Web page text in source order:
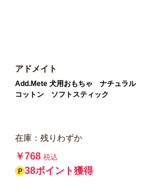
アドメイト
Add.Mete 犬用おもちゃ ナチュラル
コットン ソフトスティック
在庫：残りわずか
￥768 税込
38ポイント獲得